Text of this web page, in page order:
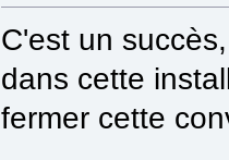
C'est un
dans cette
fermer cette